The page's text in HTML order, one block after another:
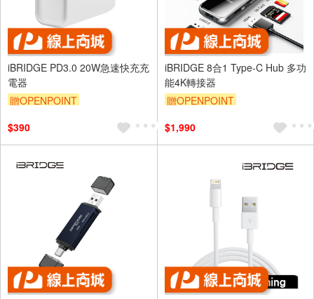
iBRIDGE PD3.0 20W急速快充充
電器
贈OPENPOINT
$390
iBRIDGE 8合1 Type-C Hub 多功
能4K轉接器
贈OPENPOINT
$1,990